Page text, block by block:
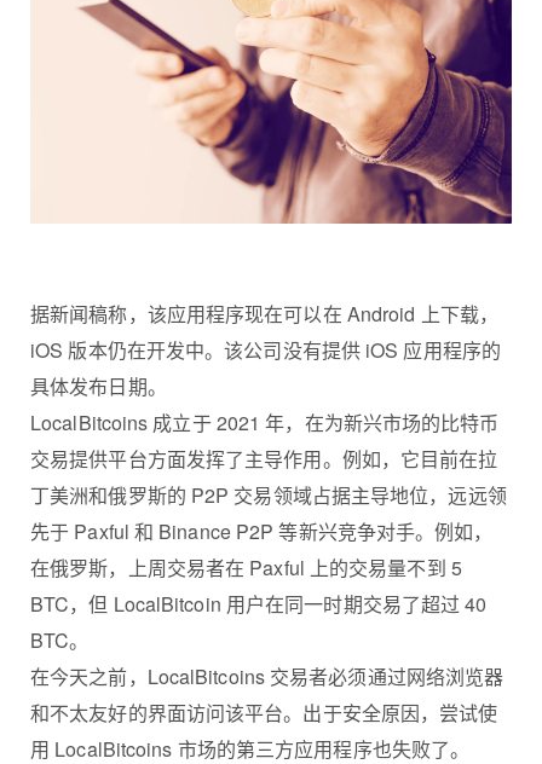
据新闻稿称，该应用程序现在可以在 Android 上下载，
iOS 版本仍在开发中。该公司没有提供 iOS 应用程序的
具体发布日期。
LocalBitcoins 成立于 2021 年，在为新兴市场的比特币
交易提供平台方面发挥了主导作用。例如，它目前在拉
丁美洲和俄罗斯的 P2P 交易领域占据主导地位，远远领
先于 Paxful 和 Binance P2P 等新兴竞争对手。例如，
在俄罗斯，上周交易者在 Paxful 上的交易量不到 5
BTC，但 LocalBitcoin 用户在同一时期交易了超过 40
BTC。
在今天之前，LocalBitcoins 交易者必须通过网络浏览器
和不太友好的界面访问该平台。出于安全原因，尝试使
用 LocalBitcoins 市场的第三方应用程序也失败了。